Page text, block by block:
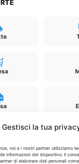
Gestisci la tua
noi e i nostri partner utilizziamo
informazioni del dispositivo. Il
di elaborare dati personali